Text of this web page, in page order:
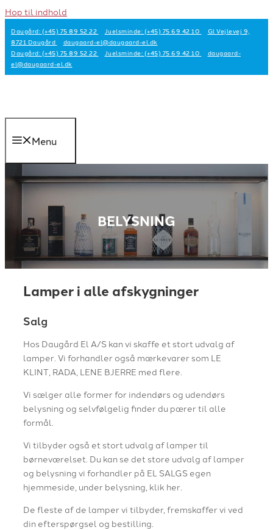
Hop til indhold
Daugård: (+45) 75 89 52 22 Juelsminde: (+45) 75 69 42 10
Gl Vejlevej 9,
8721 Daugård
daugaard-el@daugaard-el.dk
Daugård: (+45) 75 89 52 22
Juelsminde: (+45) 75 69 42 10
daugaard-
el@daugaard-el.dk
Menu
BELYSNING
Lamper i alle afskygninger
Salg
Hos Daugård El A/S kan vi skaffe et stort udvalg af
lamper. Vi forhandler også mærkevarer som LE
KLINT, RADA, LENE BJERRE med flere.
Vi sælger alle former for indendørs og udendørs
belysning og selvfølgelig finder du pærer til alle
formål.
Vi tilbyder også et stort udvalg af lamper til
børneværelset. Du kan se det store udvalg af lamper
og belysning vi forhandler på EL SALGS egen
hjemmeside, under belysning, klik her.
De fleste af de lamper vi tilbyder, fremskaffer vi ved
din efterspørgsel og bestilling.